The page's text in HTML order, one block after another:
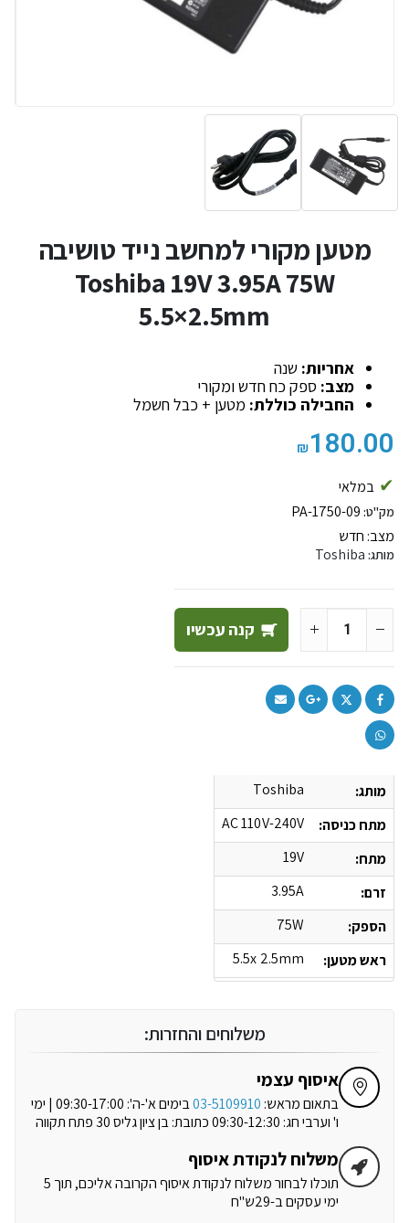
מטען מקורי למחשב נייד טושיבה
Toshiba 19V 3.95A 75W
5.5×2.5mm
אחריות: שנה
מצב: ספק כח חדש ומקורי
החבילה כוללת: מטען + כבל חשמל
₪180.00
במלאי
מק"ט: PA-1750-09
מצב: חדש
מותג: Toshiba
קנה עכשיו
מותג:
Toshiba
מתח כניסה:
AC 110V-240V
מתח:
19V
זרם:
3.95A
הספק:
75W
ראש מטען:
5.5x 2.5mm
משלוחים והחזרות:
איסוף עצמי
בתאום מראש: 03-5109910
בימים א'-ה': 09:30-17:00 | ימי
ו' וערבי חג: 09:30-12:30 כתובת: בן ציון גליס 30 פתח תקווה
משלוח לנקודת איסוף
תוכלו לבחור משלוח לנקודת איסוף הקרובה אליכם, תוך 5
ימי עסקים ב-29ש"ח